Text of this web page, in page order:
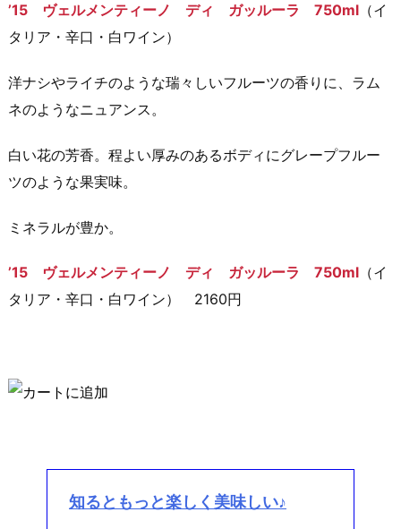
’15 ヴェルメンティーノ ディ ガッルーラ 750ml （イ
タリア・辛口・白ワイン）
洋ナシやライチのような瑞々しいフルーツの香りに、ラム
ネのようなニュアンス。
白い花の芳香。程よい厚みのあるボディにグレープフルー
ツのような果実味。
ミネラルが豊か。
’15 ヴェルメンティーノ ディ ガッルーラ 750ml （イ
タリア・辛口・白ワイン） 2160円
知るともっと楽しく美味しい♪